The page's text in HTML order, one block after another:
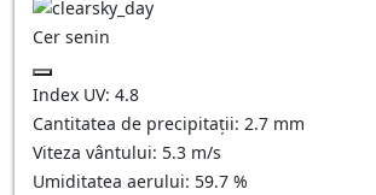
Cer senin
Index UV: 4.8
Cantitatea de precipitații: 2.7 mm
Viteza vântului: 5.3 m/s
Umiditatea aerului: 59.7 %